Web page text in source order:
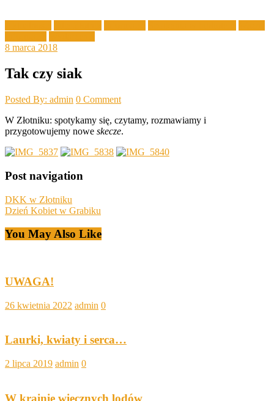
8 marca 2018
Tak czy siak
Posted By: admin 0 Comment
W Złotniku: spotykamy się, czytamy, rozmawiamy i
przygotowujemy nowe skecze.
Post navigation
DKK w Złotniku
Dzień Kobiet w Grabiku
You May Also Like
UWAGA!
26 kwietnia 2022 admin 0
Laurki, kwiaty i serca…
2 lipca 2019 admin 0
W krainie wiecznych lodów